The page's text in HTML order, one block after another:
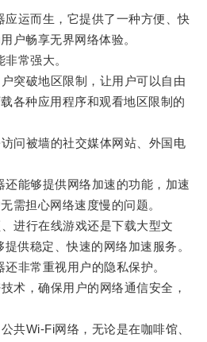
运而生，它提供了一种方便、快
户畅享无界网络体验。
常强大。
破地区限制，让用户可以自由
各种应用程序和观看地区限制的
被墙的社交媒体网站、外国电
能够提供网络加速的功能，加速
需担心网络速度慢的问题。
行在线游戏还是下载大型文
供稳定、快速的网络加速服务。
常重视用户的隐私保护。
，确保用户的网络通信安全，
Wi-Fi网络，无论是在咖啡馆、